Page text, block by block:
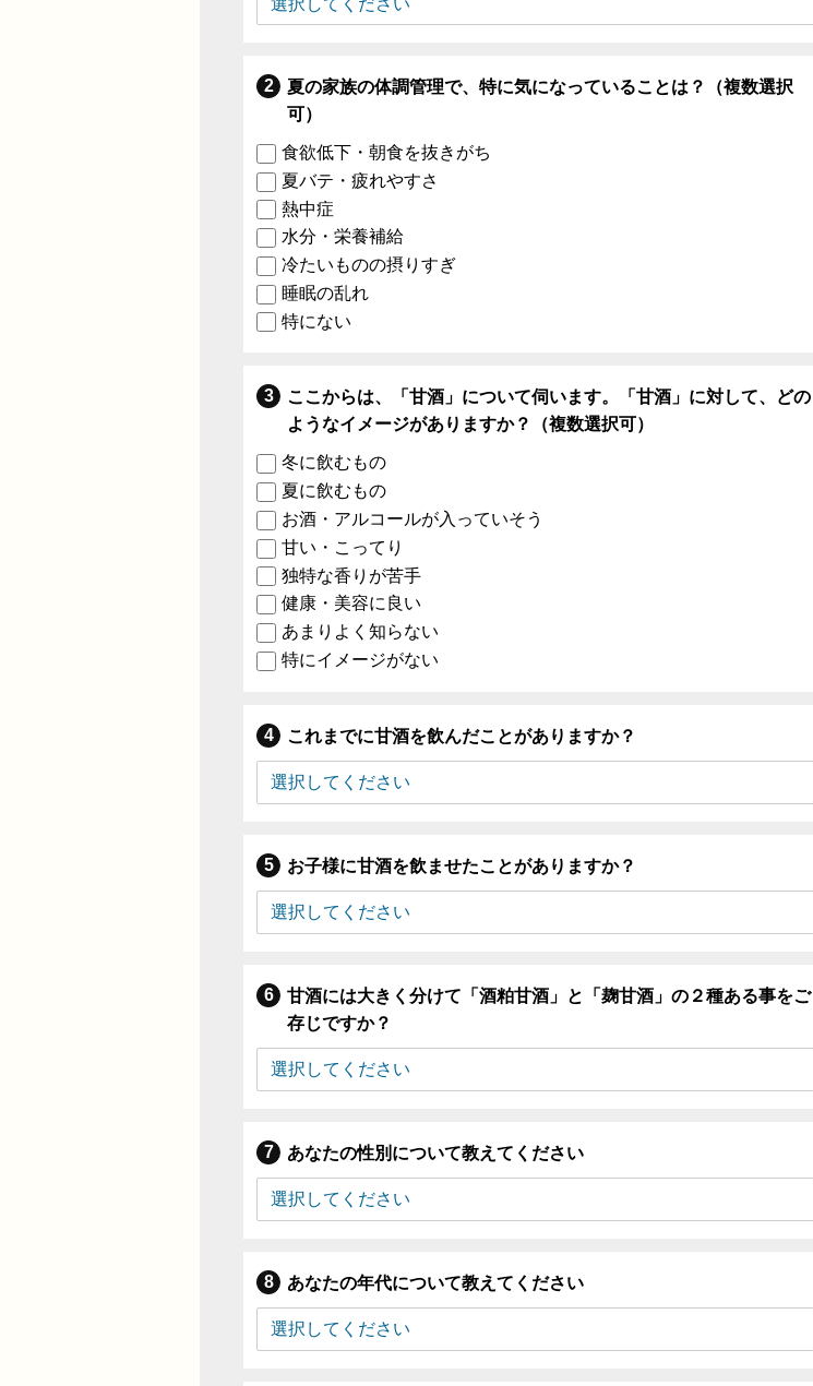
夏の家族の体調管理で、特に気になっていることは？（複数選択
可）
食欲低下・朝食を抜きがち
夏バテ・疲れやすさ
熱中症
水分・栄養補給
冷たいものの摂りすぎ
睡眠の乱れ
特にない
ここからは、「甘酒」について伺います。「甘酒」に対して、どの
ようなイメージがありますか？（複数選択可）
冬に飲むもの
夏に飲むもの
お酒・アルコールが入っていそう
甘い・こってり
独特な香りが苦手
健康・美容に良い
あまりよく知らない
特にイメージがない
これまでに甘酒を飲んだことがありますか？
お子様に甘酒を飲ませたことがありますか？
甘酒には大きく分けて「酒粕甘酒」と「麹甘酒」の２種ある事をご
存じですか？
あなたの性別について教えてください
あなたの年代について教えてください